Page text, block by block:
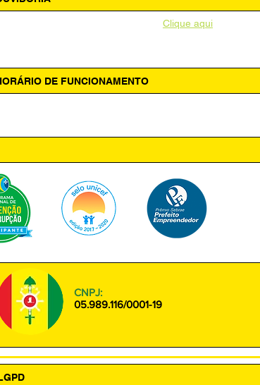
Clique aqui
DE FUNCIONAMENTO
CNPJ:
05.989.116/0001-19